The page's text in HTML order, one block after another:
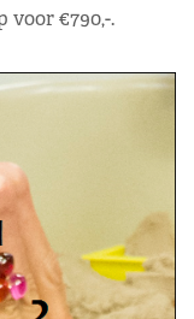
voor €790,-.